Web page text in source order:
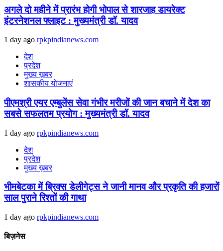
अगले दो महीने में प्रारंभ होगी भोपाल से शारजाह डायरेक्ट
इंटरनेशनल फ्लाइट : मुख्यमंत्री डॉ. यादव
1 day ago rpkpindianews.com
देश
प्रदेश
मुख्य ख़बर
शासकीय योजनाएं
पीएमश्री एयर एम्बुलेंस सेवा गंभीर मरीजों की जान बचाने में देश का
सबसे सफलतम प्रयोग : मुख्यमंत्री डॉ. यादव
1 day ago rpkpindianews.com
देश
प्रदेश
मुख्य ख़बर
भीमबेटका में ब्रिक्स डेलीगेट्स ने जानी मानव और प्रकृति की हजारों
साल पुराने रिश्तों की गाथा
1 day ago rpkpindianews.com
बिज़नेस